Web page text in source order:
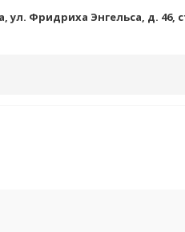
ул. Фридриха Энгельса, д. 46,